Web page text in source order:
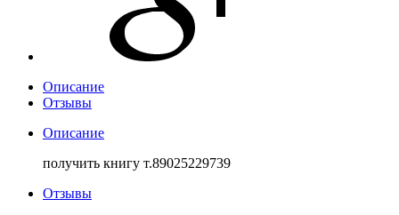
Описание
Отзывы
Описание
получить книгу т.89025229739
Отзывы